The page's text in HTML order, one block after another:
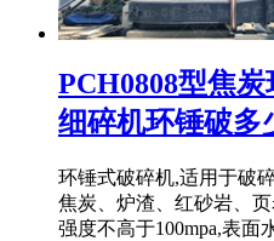
PCH0808型焦
细碎机环锤破多
环锤式破碎机,适用于破
焦炭、炉渣、红砂岩、
强度不高于100mpa,表面